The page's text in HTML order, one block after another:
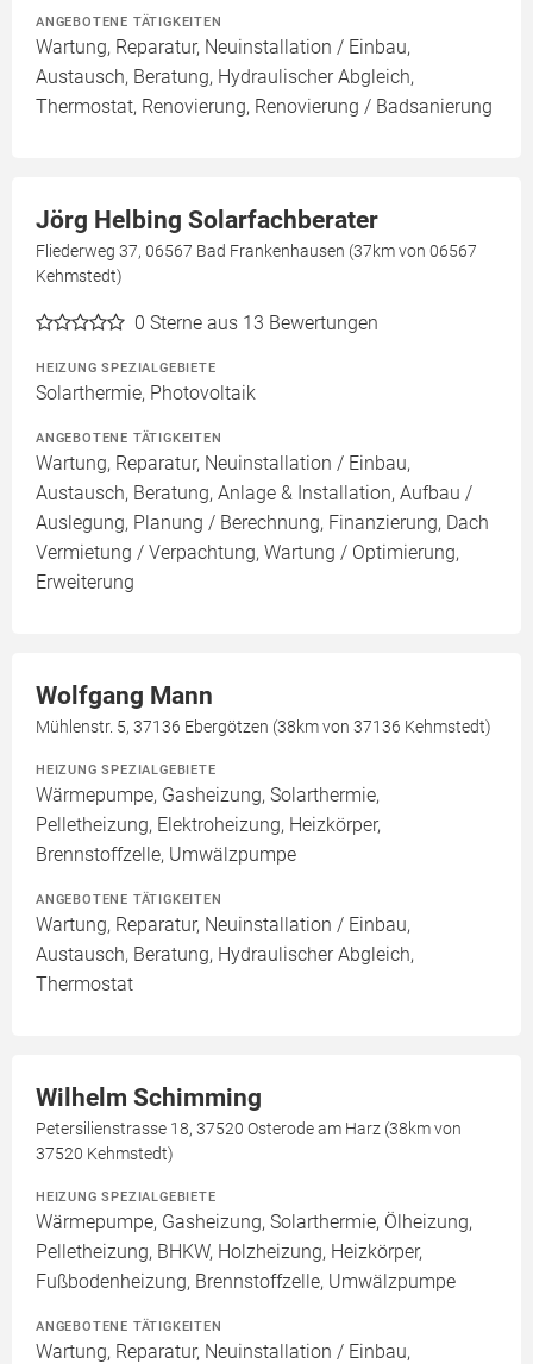
ANGEBOTENE TÄTIGKEITEN
Wartung, Reparatur, Neuinstallation / Einbau,
Austausch, Beratung, Hydraulischer Abgleich,
Thermostat, Renovierung, Renovierung / Badsanierung
Jörg Helbing Solarfachberater
Fliederweg 37, 06567 Bad Frankenhausen (37km von 06567
Kehmstedt)
0 Sterne aus 13 Bewertungen
HEIZUNG SPEZIALGEBIETE
Solarthermie, Photovoltaik
ANGEBOTENE TÄTIGKEITEN
Wartung, Reparatur, Neuinstallation / Einbau,
Austausch, Beratung, Anlage & Installation, Aufbau /
Auslegung, Planung / Berechnung, Finanzierung, Dach
Vermietung / Verpachtung, Wartung / Optimierung,
Erweiterung
Wolfgang Mann
Mühlenstr. 5, 37136 Ebergötzen (38km von 37136 Kehmstedt)
HEIZUNG SPEZIALGEBIETE
Wärmepumpe, Gasheizung, Solarthermie,
Pelletheizung, Elektroheizung, Heizkörper,
Brennstoffzelle, Umwälzpumpe
ANGEBOTENE TÄTIGKEITEN
Wartung, Reparatur, Neuinstallation / Einbau,
Austausch, Beratung, Hydraulischer Abgleich,
Thermostat
Wilhelm Schimming
Petersilienstrasse 18, 37520 Osterode am Harz (38km von
37520 Kehmstedt)
HEIZUNG SPEZIALGEBIETE
Wärmepumpe, Gasheizung, Solarthermie, Ölheizung,
Pelletheizung, BHKW, Holzheizung, Heizkörper,
Fußbodenheizung, Brennstoffzelle, Umwälzpumpe
ANGEBOTENE TÄTIGKEITEN
Wartung, Reparatur, Neuinstallation / Einbau,